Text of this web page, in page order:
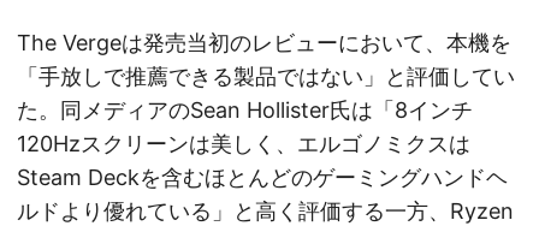
The Vergeは発売当初のレビューにおいて、本機を
「手放しで推薦できる製品ではない」と評価してい
た。同メディアのSean Hollister氏は「8インチ
120Hzスクリーンは美しく、エルゴノミクスは
Steam Deckを含むほとんどのゲーミングハンドヘ
ルドより優れている」と高く評価する一方、Ryzen